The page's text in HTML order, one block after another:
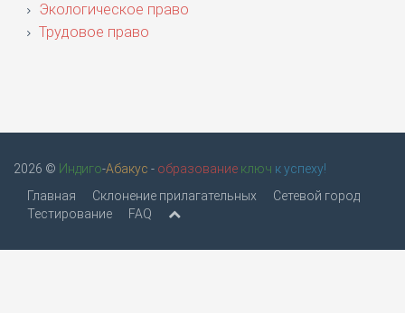
Экологическое право
Трудовое право
2026 © Индиго-Абакус - образование ключ к успеху!
Главная
Склонение прилагательных
Сетевой город
Тестирование
FAQ